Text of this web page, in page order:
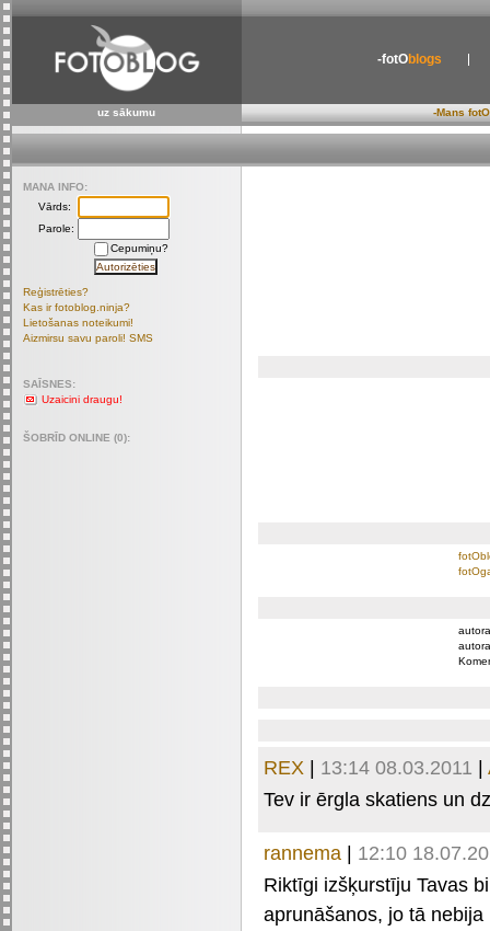
-fotOblogs
uz sākumu -Mans
REX | 13:14 08.03.2011 |
Tev ir ērgla skatiens un
rannema | 12:10
Riktīgi izšķurstīju Tavas
aprunāšanos, jo tā
MANA INFO:
Vārds:
Parole:
Cepumiņu?
Reģistrēties?
Kas ir fotoblog.ninja?
Lietošanas noteikumi!
Aizmirsu savu paroli! SMS
SAĪSNES:
Uzaicini draugu!
ŠOBRĪD ONLINE (0):